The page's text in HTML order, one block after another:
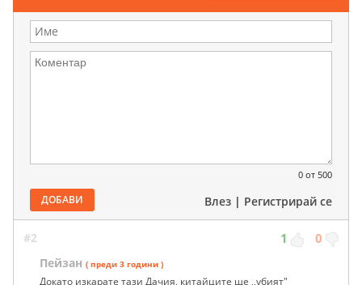
0 от 500
ДОБАВИ Влез | Регистрирай се
#2 1 0
Пейзан ( преди 3 години )
Докато изкарате тази Дачия, китайците ще ,,убият"